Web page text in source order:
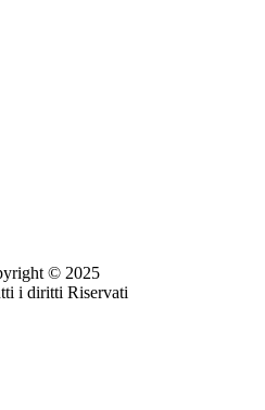
© 2025
i diritti Riservati